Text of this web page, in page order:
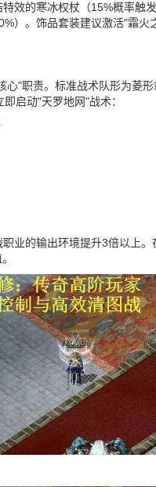
效的寒冰权杖（15%概率触
）。饰品套装建议激活"霜火
心"职责。标准战术队形为菱
启动"天罗地网"战术：
业的输出环境提升3倍以上